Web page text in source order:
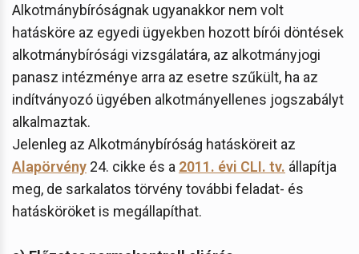
Alkotmánybíróságnak ugyanakkor nem volt
hatásköre az egyedi ügyekben hozott bírói döntések
alkotmánybírósági vizsgálatára, az alkotmányjogi
panasz intézménye arra az esetre szűkült, ha az
indítványozó ügyében alkotmányellenes jogszabályt
alkalmaztak.
Jelenleg az Alkotmánybíróság hatásköreit az
Alapörvény 24. cikke és a 2011. évi CLI. tv. állapítja
meg, de sarkalatos törvény további feladat- és
hatásköröket is megállapíthat.